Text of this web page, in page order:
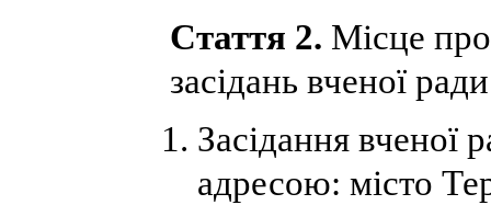
Стаття 2. Місце
засідань вченої
Засідання вченої
адресою: місто